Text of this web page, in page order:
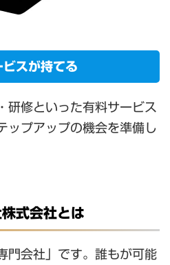
ビスが持てる
研修といった有料サービス
ップアップの機会を準備し
式会社とは
門会社」です。誰もが可能